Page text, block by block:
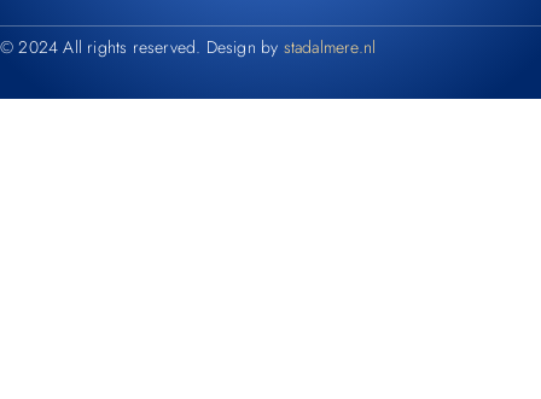
© 2024 All rights reserved. Design by stadalmere.nl